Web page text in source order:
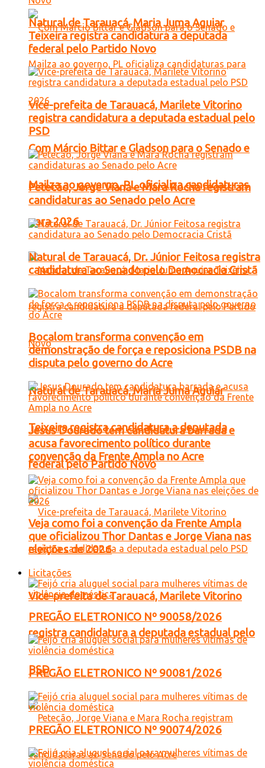
Com Márcio Bittar e Gladson para o Senado e
Mailza ao governo, PL oficializa candidaturas
para 2026
Natural de Tarauacá, Maria Juma Aguiar
Teixeira registra candidatura a deputada
federal pelo Partido Novo
Vice-prefeita de Tarauacá, Marilete Vitorino
registra candidatura a deputada estadual pelo
PSD
Natural de Tarauacá, Maria Juma Aguiar
Teixeira registra candidatura a deputada
federal pelo Partido Novo
Vice-prefeita de Tarauacá, Marilete Vitorino
registra candidatura a deputada estadual pelo
PSD
Petecão, Jorge Viana e Mara Rocha registram
candidaturas ao Senado pelo Acre
Natural de Tarauacá, Dr. Júnior Feitosa registra
candidatura ao Senado pelo Democracia Cristã
Bocalom transforma convenção em
demonstração de força e reposiciona PSDB na
disputa pelo governo do Acre
Jesus Dourado tem candidatura barrada e
acusa favorecimento político durante
convenção da Frente Ampla no Acre
Veja como foi a convenção da Frente Ampla
que oficializou Thor Dantas e Jorge Viana nas
eleições de 2026
Licitações
PREGÃO ELETRONICO Nº 90058/2026
PREGÃO ELETRONICO Nº 90081/2026
PREGÃO ELETRONICO Nº 90074/2026